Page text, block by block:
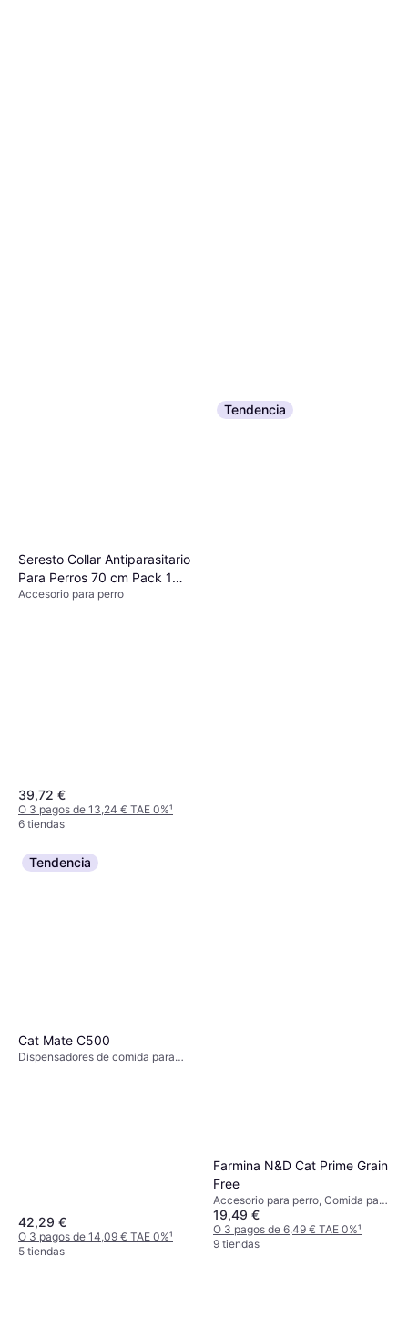
Seresto Collar Antiparasitario
Para Perros 70 cm Pack 1
Unidad
Accesorio para perro
39,72 €
O 3 pagos de 13,24 € TAE 0%¹
6 tiendas
Tendencia
Tendencia
Cat Mate C500
Dispensadores de comida para
42,29 €
O 3 pagos de 14,09 € TAE 0%¹
5 tiendas
Farmina N&D Cat Prime Grain
Free
Accesorio para perro, Comida para
gatos
19,49 €
O 3 pagos de 6,49 € TAE 0%¹
9 tiendas